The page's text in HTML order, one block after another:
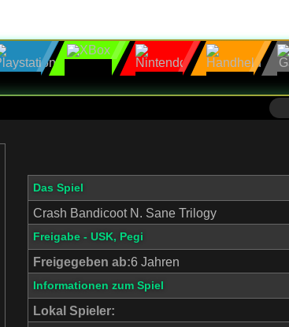
Das Spiel
Crash Bandicoot N. Sane Trilogy
Freigabe - USK, Pegi
Freigegeben ab:6 Jahren
Informationen zum Spiel
Lokal Spieler: